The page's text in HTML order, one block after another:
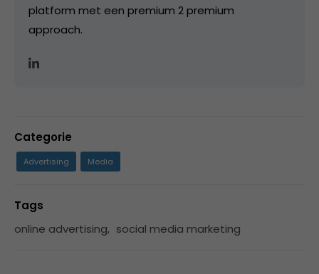
platform met een premium 2 premium
approach.
Categorie
Advertising Media
Tags
online advertising, social media marketing